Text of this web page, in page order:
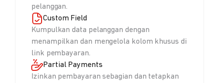
pelanggan.
Custom Field
Kumpulkan data pelanggan dengan
menampilkan dan mengelola kolom khusus di
link pembayaran.
Partial Payments
Izinkan pembayaran sebagian dan tetapkan